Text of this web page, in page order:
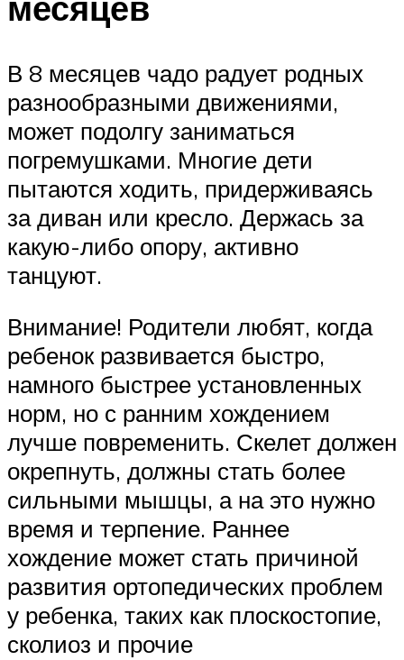
В 8 месяцев чадо радует родных
разнообразными движениями,
может подолгу заниматься
погремушками. Многие дети
пытаются ходить, придерживаясь
за диван или кресло. Держась за
какую-либо опору, активно
танцуют.
Внимание! Родители любят, когда
ребенок развивается быстро,
намного быстрее установленных
норм, но с ранним хождением
лучше повременить. Скелет должен
окрепнуть, должны стать более
сильными мышцы, а на это нужно
время и терпение. Раннее
хождение может стать причиной
развития ортопедических проблем
у ребенка, таких как плоскостопие,
сколиоз и прочие